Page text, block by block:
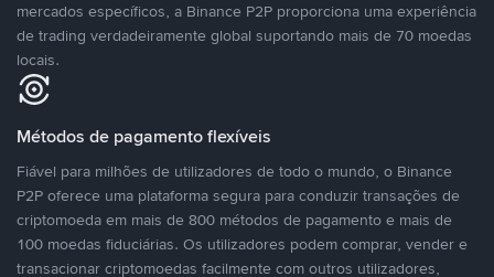
mercados específicos, a Binance P2P proporciona uma experiência
de trading verdadeiramente global suportando mais de 70 moedas
locais.
Métodos de pagamento flexíveis
Fiável para milhões de utilizadores de todo o mundo, o Binance
P2P oferece uma plataforma segura para conduzir transações de
criptomoeda em mais de 800 métodos de pagamento e mais de
100 moedas fiduciárias. Os utilizadores podem comprar, vender e
transacionar criptomoedas facilmente com outros utilizadores,